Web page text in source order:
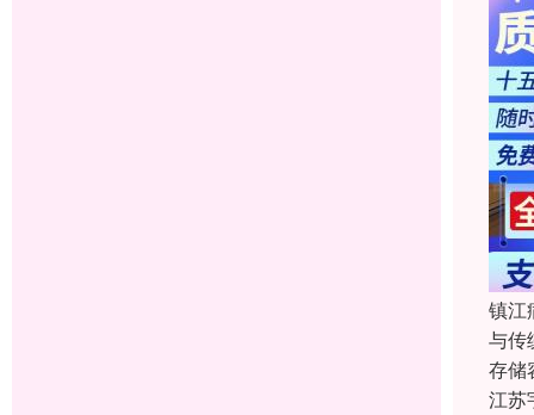
镇江
与传
存储
江苏